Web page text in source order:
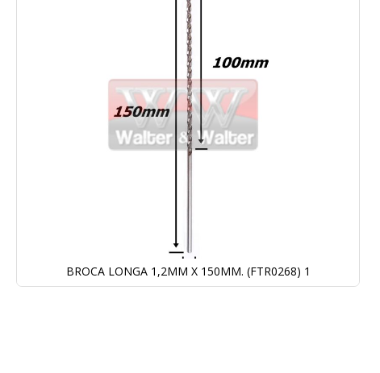
BROCA LONGA 1,2MM X 150MM. (FTR0268) 1